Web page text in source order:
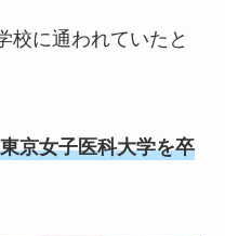
校に通われていたと
京女子医科大学を卒